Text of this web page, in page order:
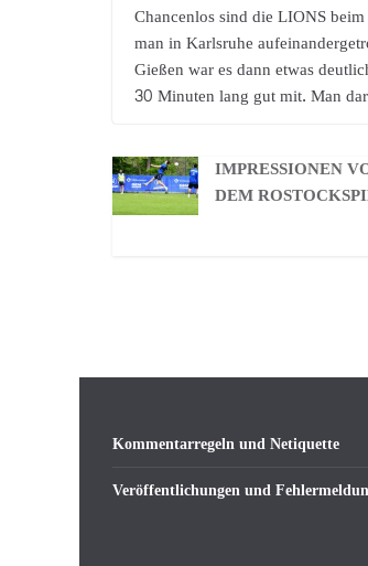
Chancenlos sind die LIONS
man in Karlsruhe
Gießen war es dann etwas
30 Minuten lang gut mit. Man
IMPRESSIONEN
DEM
Kommentarregeln und Netiquette
Veröffentlichungen und